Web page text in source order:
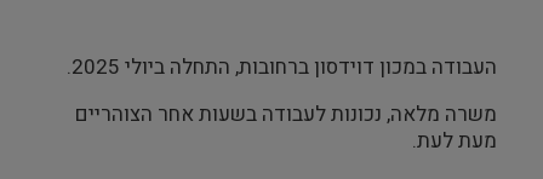
העבודה במכון דוידסון ברחובות, התחלה ביולי 2025.
משרה מלאה, נכונות לעבודה בשעות אחר הצוהריים
מעת לעת.